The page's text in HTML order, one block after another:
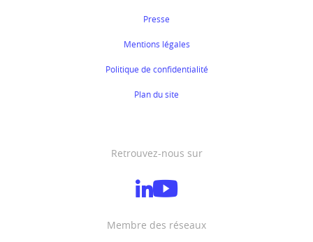
Presse
Mentions légales
Politique de confidentialité
Plan du site
Retrouvez-nous sur
Membre des réseaux